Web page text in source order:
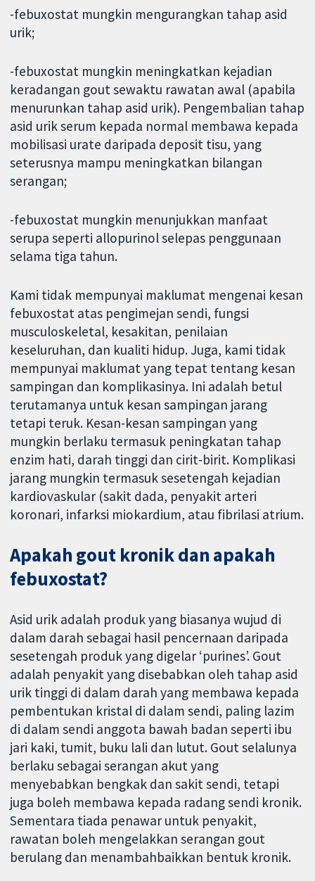
-febuxostat mungkin mengurangkan tahap asid
urik;
-febuxostat mungkin meningkatkan kejadian
keradangan gout sewaktu rawatan awal (apabila
menurunkan tahap asid urik). Pengembalian tahap
asid urik serum kepada normal membawa kepada
mobilisasi urate daripada deposit tisu, yang
seterusnya mampu meningkatkan bilangan
serangan;
-febuxostat mungkin menunjukkan manfaat
serupa seperti allopurinol selepas penggunaan
selama tiga tahun.
Kami tidak mempunyai maklumat mengenai kesan
febuxostat atas pengimejan sendi, fungsi
musculoskeletal, kesakitan, penilaian
keseluruhan, dan kualiti hidup. Juga, kami tidak
mempunyai maklumat yang tepat tentang kesan
sampingan dan komplikasinya. Ini adalah betul
terutamanya untuk kesan sampingan jarang
tetapi teruk. Kesan-kesan sampingan yang
mungkin berlaku termasuk peningkatan tahap
enzim hati, darah tinggi dan cirit-birit. Komplikasi
jarang mungkin termasuk sesetengah kejadian
kardiovaskular (sakit dada, penyakit arteri
koronari, infarksi miokardium, atau fibrilasi atrium.
Apakah gout kronik dan apakah
febuxostat?
Asid urik adalah produk yang biasanya wujud di
dalam darah sebagai hasil pencernaan daripada
sesetengah produk yang digelar ‘purines’. Gout
adalah penyakit yang disebabkan oleh tahap asid
urik tinggi di dalam darah yang membawa kepada
pembentukan kristal di dalam sendi, paling lazim
di dalam sendi anggota bawah badan seperti ibu
jari kaki, tumit, buku lali dan lutut. Gout selalunya
berlaku sebagai serangan akut yang
menyebabkan bengkak dan sakit sendi, tetapi
juga boleh membawa kepada radang sendi kronik.
Sementara tiada penawar untuk penyakit,
rawatan boleh mengelakkan serangan gout
berulang dan menambahbaikkan bentuk kronik.